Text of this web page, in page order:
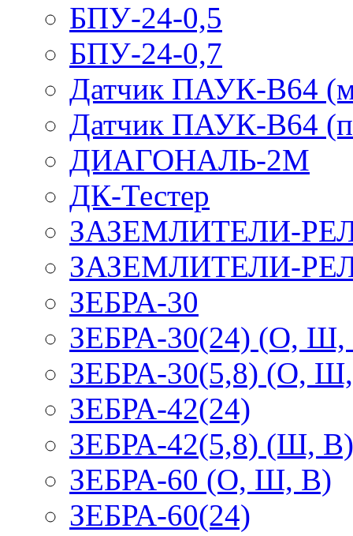
БПУ-24-0,5
БПУ-24-0,7
Датчик ПАУК-В64
Датчик ПАУК-В64
ДИАГОНАЛЬ-2М
ДК-Тестер
ЗАЗЕМЛИТЕЛИ-
ЗАЗЕМЛИТЕЛИ-
ЗЕБРА-30
ЗЕБРА-30(24) (О,
ЗЕБРА-30(5,8) (О,
ЗЕБРА-42(24)
ЗЕБРА-42(5,8) (Ш, В)
ЗЕБРА-60 (О, Ш, В)
ЗЕБРА-60(24)